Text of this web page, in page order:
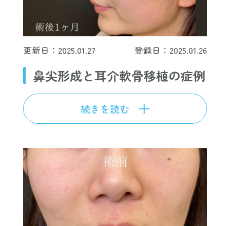
更新日：2025.01.27 登録日：2025.01.26
鼻尖形成と耳介軟骨移植の症例
続きを読む